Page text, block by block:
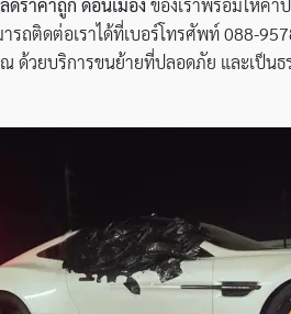
ด์ราคาถูก ดอนเมือง ของเราพร้อมให้คำ
ถติดต่อเราได้ที่เบอร์โทรศัพท์ 088-
วยบริการขนย้ายที่ปลอดภัย และเป็น